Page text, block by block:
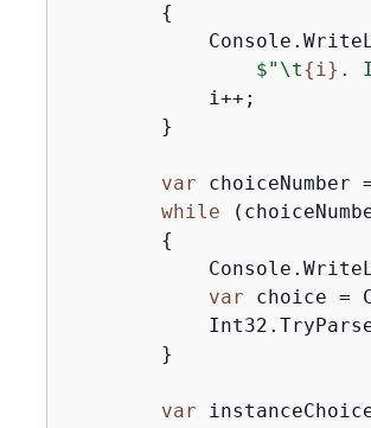
{
$"\t{i} .
            i++;
        }
var choiceNumber
while
{
var choice =
        }
var